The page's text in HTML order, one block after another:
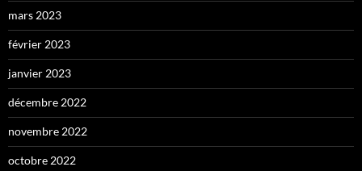
mars 2023
février 2023
janvier 2023
décembre 2022
novembre 2022
octobre 2022